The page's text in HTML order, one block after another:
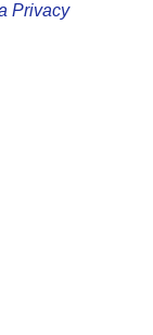
Privacy